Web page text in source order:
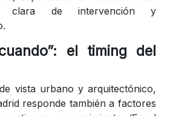
clara de intervención y
el timing del
vista urbano y arquitectónico,
responde también a factores